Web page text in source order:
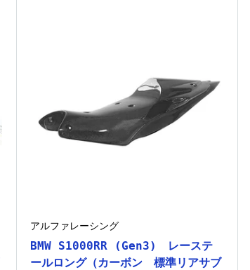
アルファレーシング
BMW S1000RR (Gen3) レーステ
ールロング（カーボン 標準リアサブ